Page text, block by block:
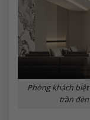
Phòng khách
trần